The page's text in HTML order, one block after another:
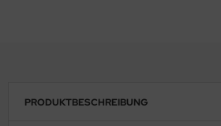
PRODUKTBESCHREIBUNG